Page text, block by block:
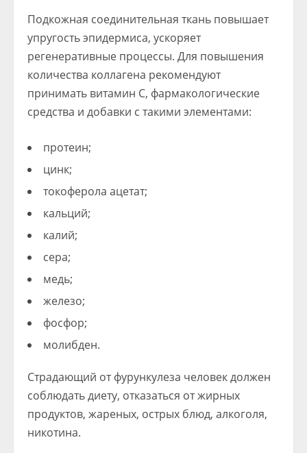
Подкожная соединительная ткань повышает
упругость эпидермиса, ускоряет
регенеративные процессы. Для повышения
количества коллагена рекомендуют
принимать витамин С, фармакологические
средства и добавки с такими элементами:
протеин;
цинк;
токоферола ацетат;
кальций;
калий;
сера;
медь;
железо;
фосфор;
молибден.
Страдающий от фурункулеза человек должен
соблюдать диету, отказаться от жирных
продуктов, жареных, острых блюд, алкоголя,
никотина.